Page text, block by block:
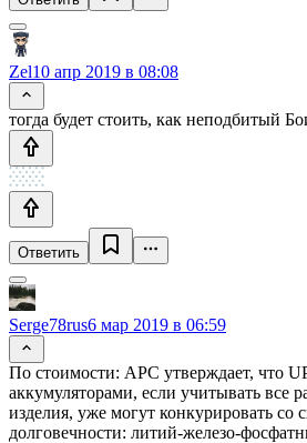
Zel10 апр 2019 в 08:08
тогда будет стоить, как неподбитый
Ответить
Serge78rus6 мар 2019 в 06:59
По стоимости: APC утверждает, что
аккумуляторами, если учитывать все
изделия, уже могут конкурировать
долговечности: литий-железо-